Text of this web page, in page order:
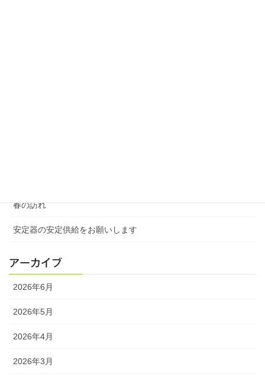
春の訪れ
安定器の安定供給をお願いします
アーカイブ
2026年6月
2026年5月
2026年4月
2026年3月